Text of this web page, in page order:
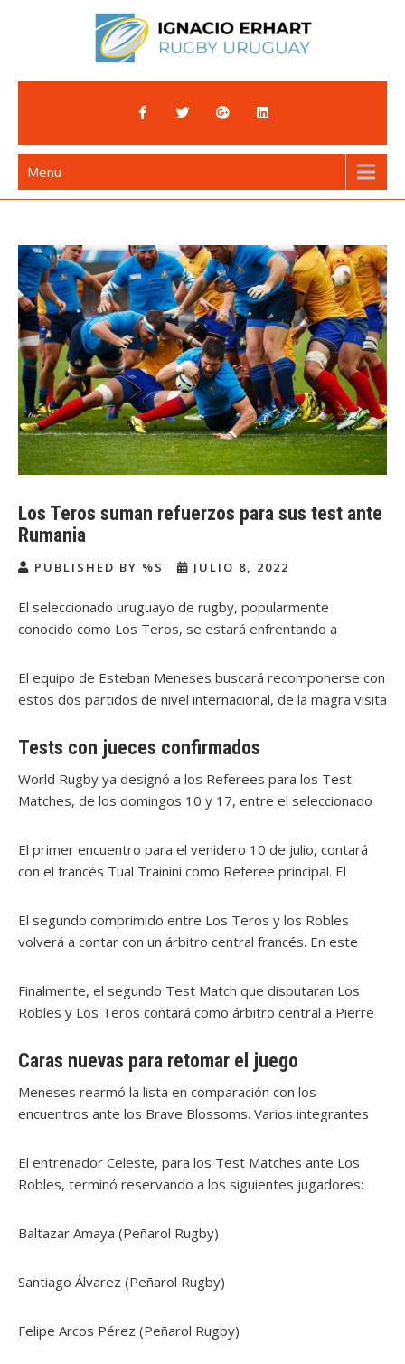
Ignacio Erhart
Rugby Uruguay
Menu
Los Teros suman refuerzos para sus test ante
Rumania
PUBLISHED BY %S JULIO 8, 2022
El seleccionado uruguayo de rugby, popularmente
conocido como Los Teros, se estará enfrentando a
Mundo de Rugby. El Estadio Charrúa albergará los dos
Test Matches ante el seleccionado europeo. Los mismos
jugarán a partir de la hora 15:30.
El equipo de Esteban Meneses buscará recomponerse con
estos dos partidos de nivel internacional, de la magra visita
convocados para estos dos Test Matches se han incluido
varios jugadores que actúan en el rugby europeo. En esta
ventana internacional ante “Los Robles”, la intención de
Meneses es dar un salto de calidad al seleccionado
Tests con jueces confirmados
World Rugby ya designó a los Referees para los Test
Matches, de los domingos 10 y 17, entre el seleccionado
Charrúa, en la capital uruguaya, tendrá cuaternas del más
alto nivel internacional.
El primer encuentro para el venidero 10 de julio, contará
con el francés Tual Trainini como Referee principal. El
Francia. Los linemans serán Nehuén Jauri Rivero y Tomás
Bertazza, ambos de la República Argentina. En tanto que,
El segundo comprimido entre Los Teros y los Robles
volverá a contar con un árbitro central francés. En este
serán nuevamente argentinos, los asignados son Nehuén
Jauri Rivero y Gonzalo De Achaval. Mientras que no
en el Test Match anterior en Stuart Terheege.
Finalmente, el segundo Test Match que disputaran Los
Robles y Los Teros contará como árbitro central a Pierre
Rivero y Gonzalo De Achaval, ambos de Argentina, y en el
TMO estará actuando nuevamente Stuart Terheege
(Inglaterra).
Caras nuevas para retomar el juego
Meneses rearmó la lista en comparación con los
encuentros ante los Brave Blossoms. Varios integrantes
sumarán en la búsqueda de un salto de calidad para Los
Teros.
El entrenador Celeste, para los Test Matches ante Los
Robles, terminó reservando a los siguientes jugadores:
Baltazar Amaya (Peñarol Rugby)
Santiago Álvarez (Peñarol Rugby)
Felipe Arcos Pérez (Peñarol Rugby)